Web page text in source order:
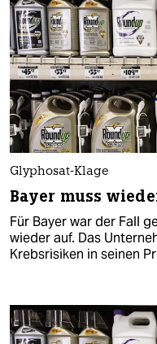
Glyphosat-Klage
Bayer muss
Für Bayer war der Fall
wieder auf. Das
Krebsrisiken in seinen